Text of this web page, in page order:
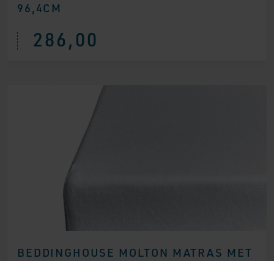
96,4CM
286,00
BEDDINGHOUSE MOLTON MATRAS MET